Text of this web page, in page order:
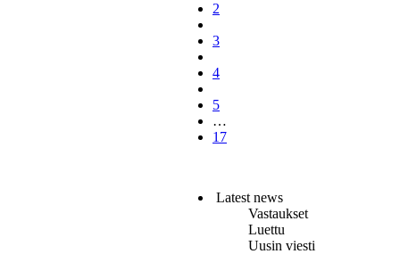
2
3
4
5
…
17
Latest news
Vastaukset
Luettu
Uusin viesti